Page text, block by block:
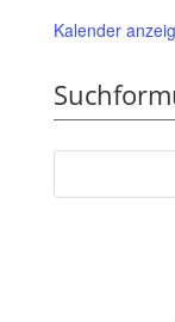
Kalender